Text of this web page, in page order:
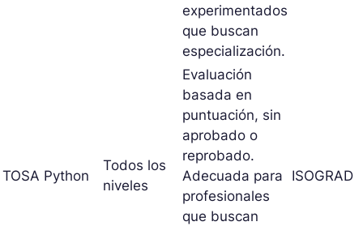
experimentados
que buscan
especialización.
TOSA Python
Todos los
niveles
Evaluación
basada en
puntuación, sin
aprobado o
reprobado.
Adecuada para
profesionales
que buscan
ISOGRAD